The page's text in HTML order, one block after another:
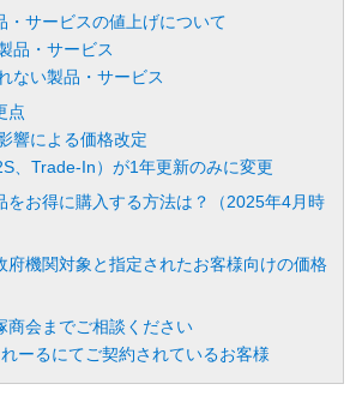
・サービスの値上げについて
品・サービス
ない製品・サービス
点
響による価格改定
、Trade-In）が1年更新のみに変更
をお得に購入する方法は？（2025年4月時
府機関対象と指定されたお客様向けの価格
商会までご相談ください
ーるにてご契約されているお客様